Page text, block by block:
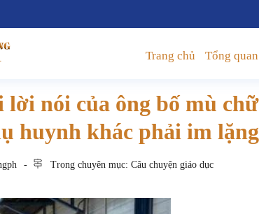
Trang chủ Tổng quan
lời nói của ông bố mù chữ
huynh khác phải im lặng
Trong chuyên mục: Câu chuyện giáo dục